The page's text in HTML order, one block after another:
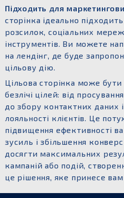
Підходить для
сторінка ідеально
розсилок, соціальних
інструментів. Ви можете
на лендінг, де буде
цільову дію.
Цільова сторінка може
безлічі цілей: від
до збору контактних даних
лояльності клієнтів. Це
підвищення ефективності
зусиль і збільшення
досягти максимальних
кампаній або подій,
це рішення, яке принесе вам